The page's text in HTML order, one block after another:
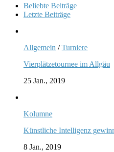
Beliebte Beiträge
Letzte Beiträge
Allgemein /Turniere
Vierplätzetournee im Allgäu
25 Jan., 2019
Kolumne
Künstliche Intelligenz
8 Jan., 2019